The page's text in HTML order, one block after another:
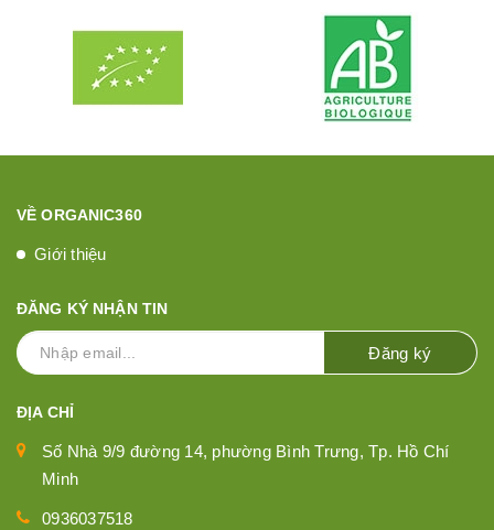
VỀ ORGANIC360
Giới thiệu
ĐĂNG KÝ NHẬN TIN
Đăng ký
ĐỊA CHỈ
Số Nhà 9/9 đường 14, phường Bình Trưng, Tp. Hồ Chí
Minh
0936037518